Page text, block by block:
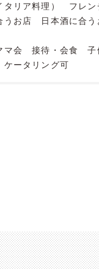
リア料理） フレン
うお店 日本酒に合う
マ会 接待・会食 子
ケータリング可